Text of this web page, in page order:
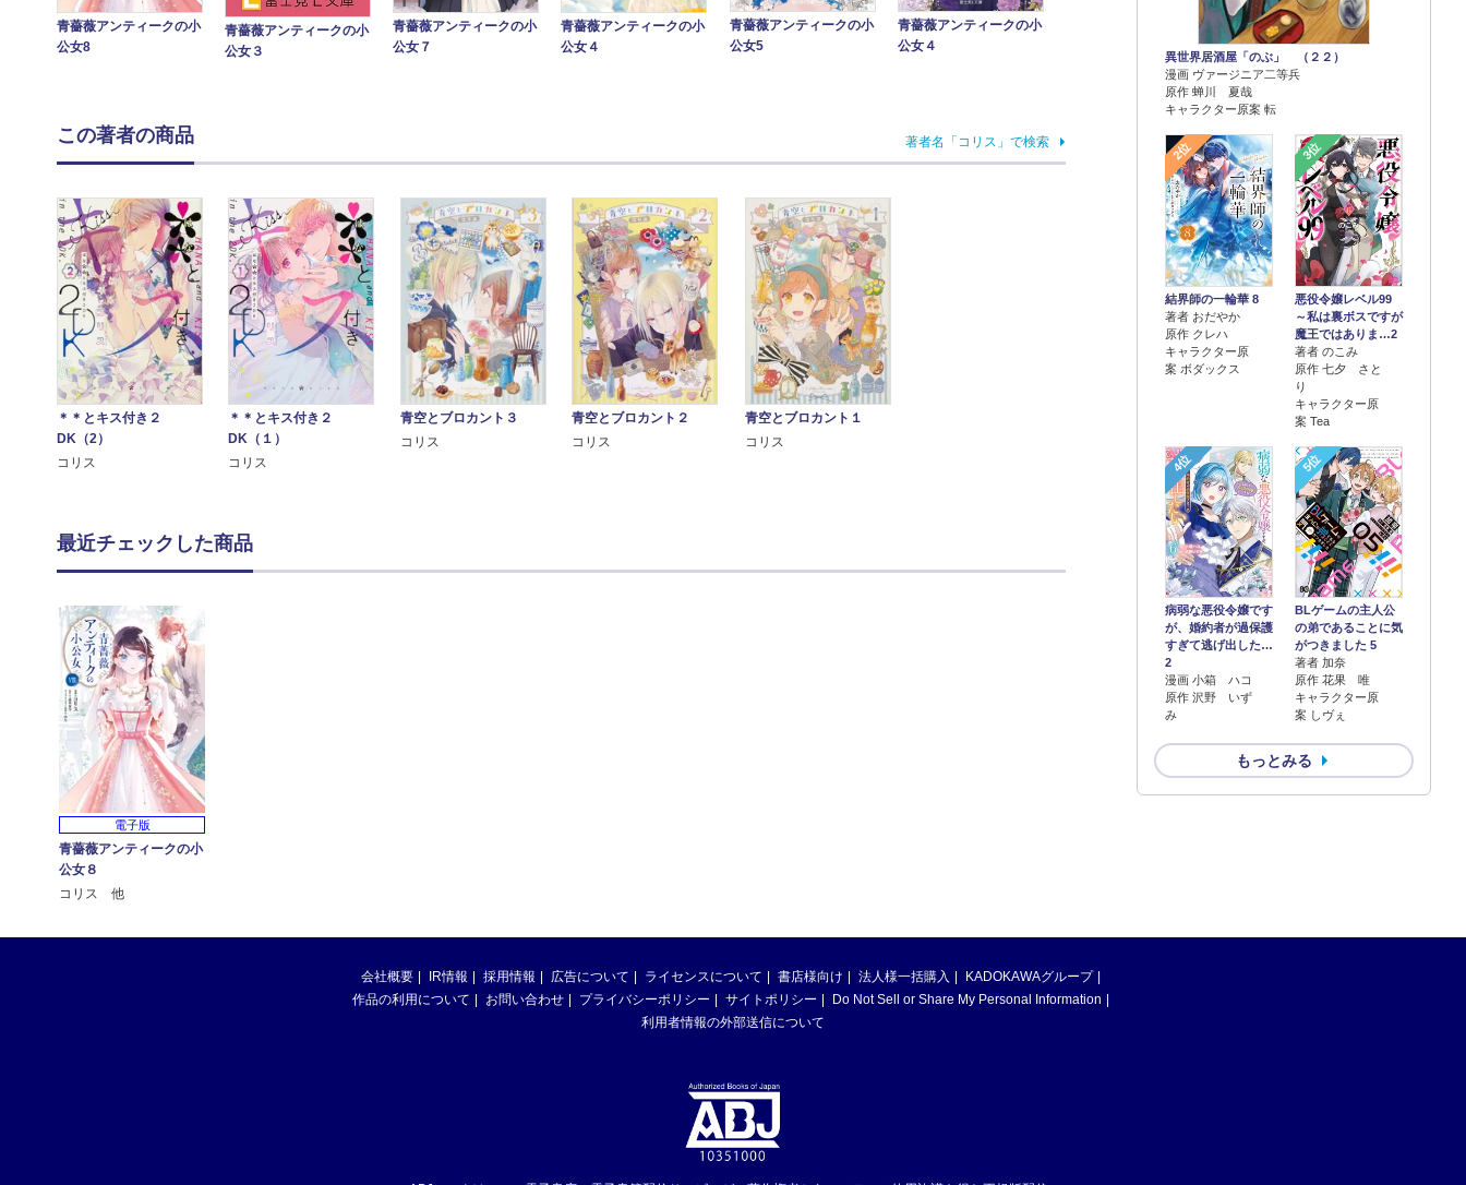
異世界居酒屋「のぶ」 （２２）
漫画 ヴァージニア二等兵
原作 蝉川 夏哉
キャラクター原案 転
2位
結界師の一輪華 8
著者 おだやか
原作 クレハ
キャラクター原
案 ボダックス
3位
悪役令嬢レベル99
～私は裏ボスですが
魔王ではありま…2
著者 のこみ
原作 七夕 さと
り
キャラクター原
案 Tea
4位
病弱な悪役令嬢です
が、婚約者が過保護
すぎて逃げ出した…
2
漫画 小箱 ハコ
原作 沢野 いず
み
5位
BLゲームの主人公
の弟であることに気
がつきました 5
著者 加奈
原作 花果 唯
キャラクター原
案 しヴぇ
もっとみる
青薔薇アンティークの小
公女8
青薔薇アンティークの小
公女３
青薔薇アンティークの小
公女７
青薔薇アンティークの小
公女４
青薔薇アンティークの小
公女5
青薔薇アンティークの小
公女４
この著者の商品 著者名「コリス」で検索
＊＊とキス付き２
DK（2）
コリス
＊＊とキス付き２
DK（１）
コリス
青空とブロカント３
コリス
青空とブロカント２
コリス
青空とブロカント１
コリス
最近チェックした商品
電子版
青薔薇アンティークの小
公女８
コリス 他
会社概要 IR情報 採用情報 広告について ライセンスについて 書店様向け 法人様一括購入
KADOKAWAグループ
作品の利用について
お問い合わせ プライバシーポリシー サイトポリシー
Do Not Sell or Share My Personal Information
利用者情報の外部送信について